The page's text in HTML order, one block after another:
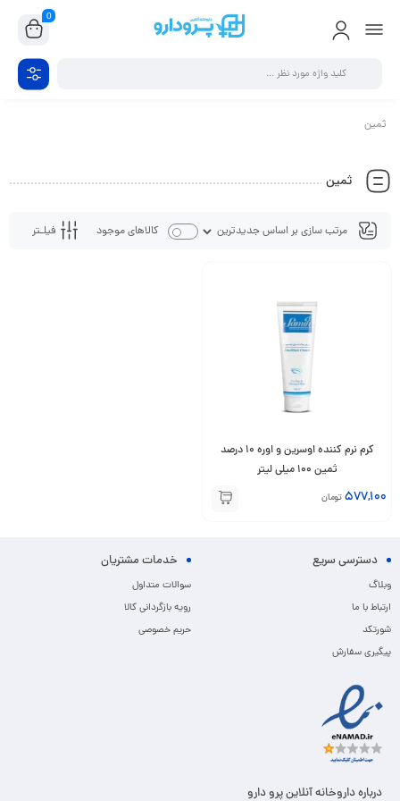
0
ثمین
ثمین
فیلـتر کالاهای موجود
کرم نرم کننده اوسرین و اوره ۱۰ درصد
ثمین ۱۰۰ میلی لیتر
577,100تومان
دسترسی سریع
وبلاگ
ارتباط با ما
شورتکد
پیگیری سفارش
خدمات مشتریان
سوالات متداول
رویه بازگردانی کالا
حریم خصوصی
درباره داروخانه آنلاین پرو دارو